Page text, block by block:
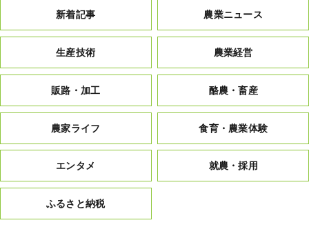
新着記事 農業ニュース
生産技術 農業経営
販路・加工 酪農・畜産
農家ライフ 食育・農業体験
エンタメ 就農・採用
ふるさと納税